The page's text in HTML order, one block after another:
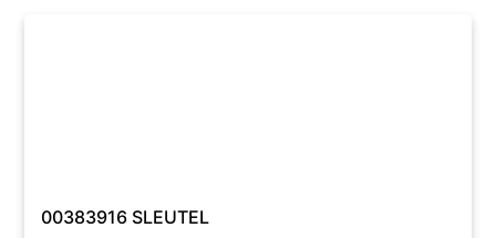
00383916 SLEUTEL